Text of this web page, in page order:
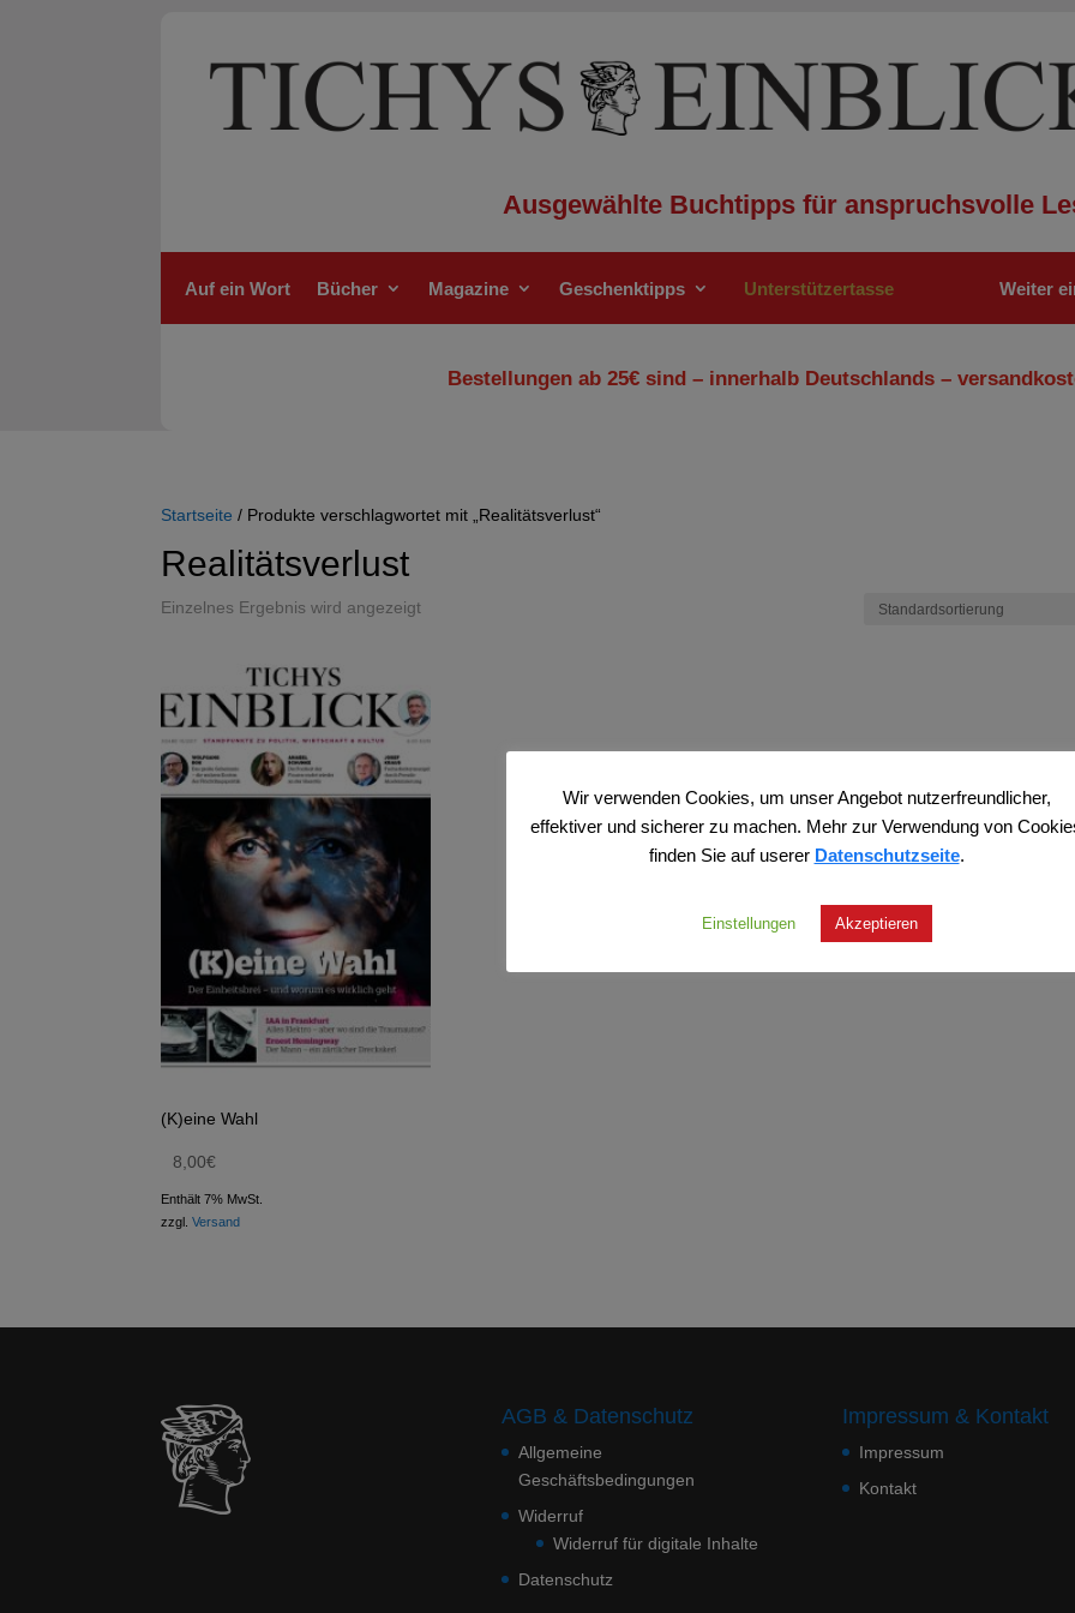
Ausgewählte Buchtipps für anspruchsvolle
Auf ein Wort Bücher Magazine Geschenktipps Unterstützertasse Weiter
Bestellungen ab 25€ sind – innerhalb Deutschlands –
Startseite / Produkte verschlagwortet mit „Realitätsverlust“
Realitätsverlust
Einzelnes Ergebnis wird angezeigt
(K)eine Wahl
8,00€
Enthält 7% MwSt.
zzgl.Versand
AGB & Datenschutz
Allgemeine
Geschäftsbedingungen
Widerruf
Widerruf für digitale Inhalte
Datenschutz
Impressum & Kontakt
Impressum
Kontakt
Wir verwenden Cookies, um unser Angebot nutzerfreundlicher,
effektiver und sicherer zu machen. Mehr zur Verwendung von
finden Sie auf userer Datenschutzseite.
Einstellungen Akzeptieren